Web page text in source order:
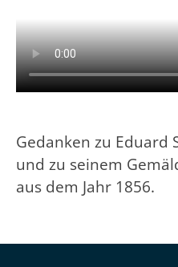
Gedanken zu Eduard
und zu seinem
aus dem Jahr 1856.